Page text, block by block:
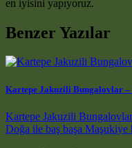
en iyisini yapıyoruz.
Benzer Yazılar
Kartepe Jakuzili Bungalovlar –
Post navigation
Kartepe Jakuzili
Doğa ile baş başa